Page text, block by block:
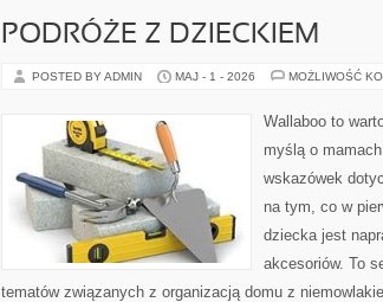
PODRÓŻE Z DZIECKIEM
POSTED BY ADMIN MAJ - 1 - 2026 MOŻLIWOŚĆ
Wallaboo to
myślą o
wskazówek
na tym, co w
dziecka jest
akcesoriów. To
tematów związanych z organizacją domu z